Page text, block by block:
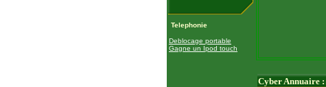
Telephonie
Deblocage portable
Gagne un Ipod touch
Cyber Annuaire :